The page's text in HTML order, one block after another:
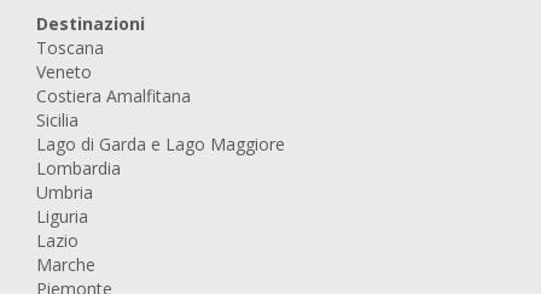
Destinazioni
Toscana
Veneto
Costiera Amalfitana
Sicilia
Lago di Garda e Lago Maggiore
Lombardia
Umbria
Liguria
Lazio
Marche
Piemonte